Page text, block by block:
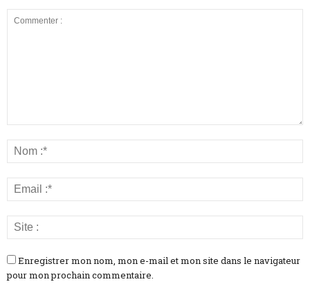
Enregistrer mon nom, mon e-mail et mon site dans le navigateur
pour mon prochain commentaire.